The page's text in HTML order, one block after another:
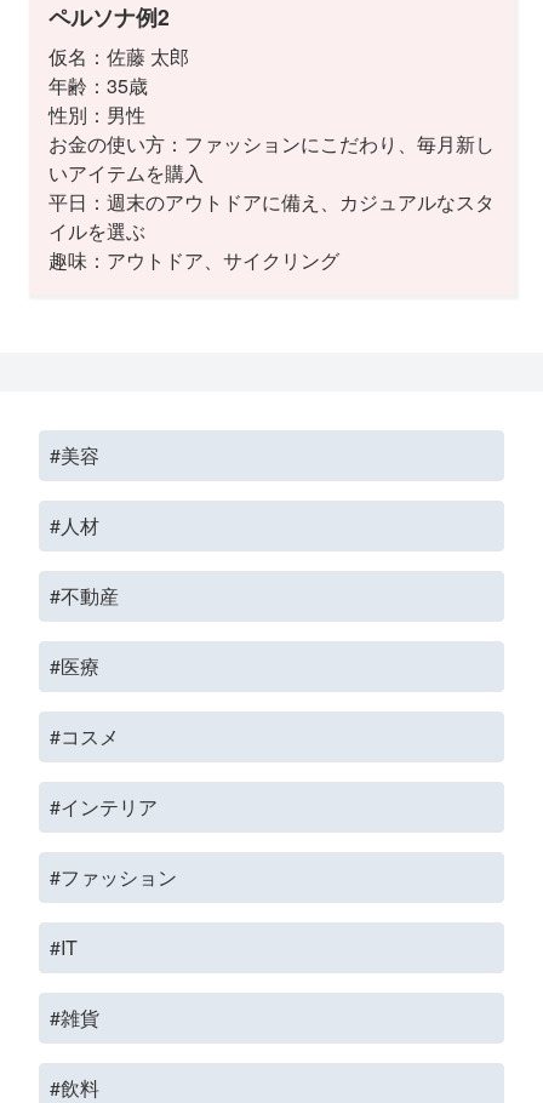
ペルソナ例2
仮名：佐藤 太郎
年齢：35歳
性別：男性
お金の使い方：ファッションにこだわり、毎月新し
いアイテムを購入
平日：週末のアウトドアに備え、カジュアルなスタ
イルを選ぶ
趣味：アウトドア、サイクリング
#美容
#人材
#不動産
#医療
#コスメ
#インテリア
#ファッション
#IT
#雑貨
#飲料